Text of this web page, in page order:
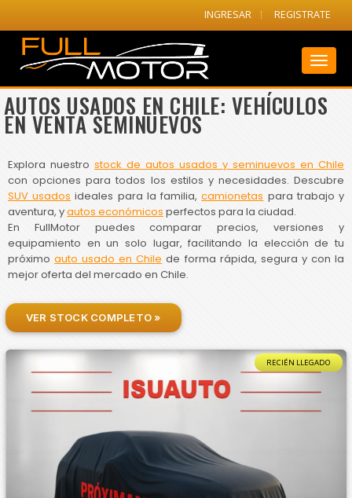
INGRESAR REGISTRATE
AUTOS USADOS EN CHILE: VEHÍCULOS
EN VENTA SEMINUEVOS
Explora nuestro stock de autos usados y seminuevos en Chile
con opciones para todos los estilos y necesidades. Descubre
SUV usados ideales para la familia,camionetas para trabajo y
aventura, yautos económicos perfectos para la ciudad.
En FullMotor puedes comparar precios, versiones y
equipamiento en un solo lugar, facilitando la elección de tu
próximoauto usado en Chile de forma rápida, segura y con la
mejor oferta del mercado en Chile.
VER STOCK COMPLETO »
RECIÉN LLEGADO